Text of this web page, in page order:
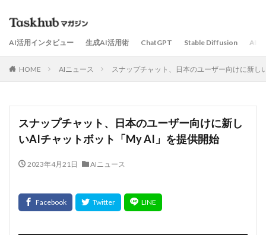
AI活用インタビュー 生成AI活用術 ChatGPT Stable Diffusion AIサ
HOME AIニュース スナップチャット、日本のユーザー向けに新し
スナップチャット、日本のユーザー向けに新し
いAIチャットボット「My AI」を提供開始
2023年4月21日 AIニュース